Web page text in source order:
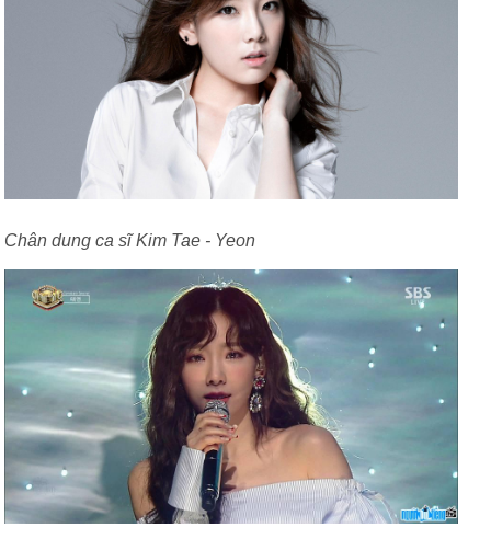
Chân dung ca sĩ Kim Tae - Yeon